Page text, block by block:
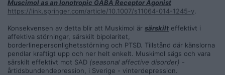
Muscimol as an Ionotropic GABA Receptor Agonist
https://link.springer.com/article/10.1007/s11064-014-1245-y.
Konsekvensen av detta blir att Muskimol är särskilt effektivt i
affektiva störningar, särskilt bipolaritet,
borderlinepersonlighetsstörning och PTSD. Tillstånd där känslorna
pendlar kraftigt upp och ner helt enkelt. Muskimol sägs och vara
särskilt effektivt mot SAD (seasonal affective disorder) -
årtidsbundendepression, i Sverige - vinterdepression.